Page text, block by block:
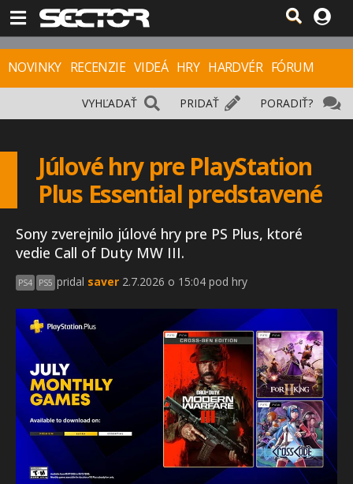
NOVINKY RECENZIE VIDEÁ HRY HARDVÉR FÓRUM
PORADIŤ?
PRIDAŤ
VYHĽADAŤ
Júlové hry pre PlayStation
Plus Essential predstavené
Sony zverejnilo júlové hry pre PS Plus, ktoré
vedie Call of Duty MW III.
PS4 PS5 pridal saver 2.7.2026 o 15:04 pod hry